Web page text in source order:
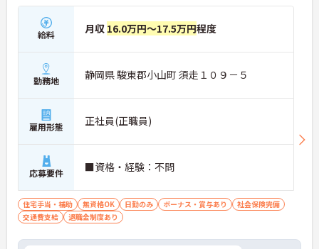
給料 月収 16.0万円～17.5万円程度
勤務地 静岡県 駿東郡小山町 須走１０９－５
雇用形態 正社員(正職員)
応募要件 ■資格・経験：不問
住宅手当・補助 無資格OK 日勤のみ ボーナス・賞与あり
社会保険完備
交通費支給
退職金制度あり